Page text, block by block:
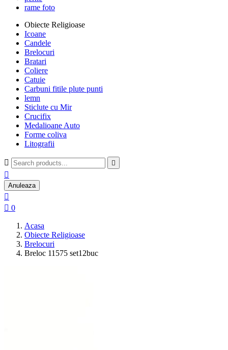
rame foto
Obiecte Religioase
Icoane
Candele
Brelocuri
Bratari
Coliere
Catuie
Carbuni fitile plute punti
lemn
Sticlute cu Mir
Crucifix
Medalioane Auto
Forme coliva
Litografii
 

Anuleaza

 0
Acasa
Obiecte Religioase
Brelocuri
Breloc 11575 set12buc